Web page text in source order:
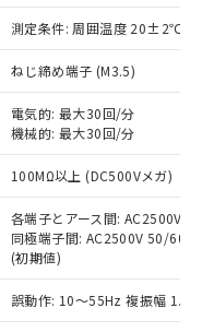
測定条件: 周囲温度 20±2℃、
ねじ締め端子 (M3.5)
電気的: 最大30回/分
機械的: 最大30回/分
100MΩ以上 (DC500Vメガ)
各端子とアース間: AC2500V
同極端子間: AC2500V 50/
(初期値)
誤動作: 10～55Hz 複振幅
、同意のうえ
機器事業取扱
び標準価格
品の中には、
る商品もある
照会結果は、
での社内デー
のであり、閲
（10物質）の
応品を出す予
（10物質）の
たは確認中の
無形物で、有
です。
た場合などや
ます。
が中国RoHSの
ます。
が中国RoHSの
します。
売部門へお問
：
のうち、外国
定める商品
いう）を輸出
場合は、日本
は役務取引許